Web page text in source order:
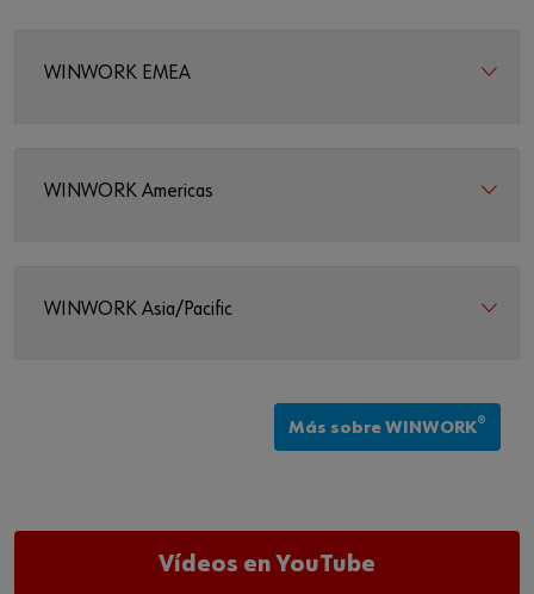
WINWORK EMEA
WINWORK Americas
WINWORK Asia/Pacific
Más sobre WINWORK®
Vídeos en YouTube